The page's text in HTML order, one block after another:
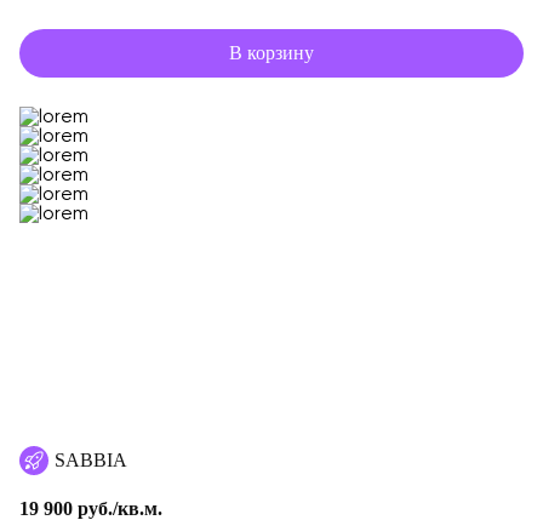
В корзину
SABBIA
19 900 руб./кв.м.